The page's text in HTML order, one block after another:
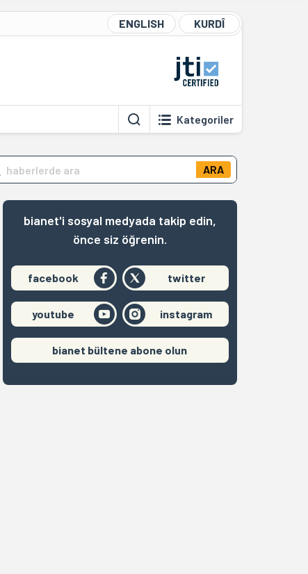
ENGLISH KURDÎ
Kategoriler
ARA
bianet'i sosyal medyada takip edin,
önce siz öğrenin.
facebook twitter
youtube instagram
bianet bültene abone olun